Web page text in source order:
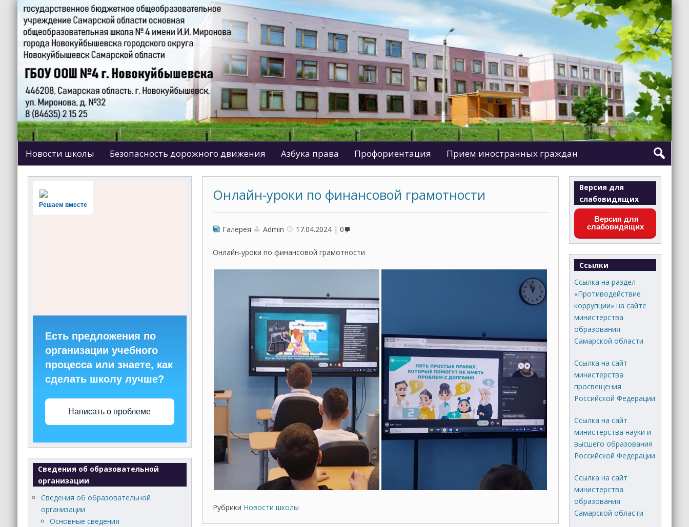
Новости школы Безопасность дорожного движения Азбука права Профориентация Прием иностранных граждан
Онлайн-уроки по финансовой грамотности
Галерея Admin 17.04.2024 0
Онлайн-уроки по финансовой грамотности
Рубрики Новости школы
Решаем вместе
Есть предложения по
организации учебного
процесса или знаете, как
сделать школу лучше?
Написать о проблеме
Сведения об образовательной
организации
Сведения об образовательной
организации
Основные сведения
Версия для
слабовидящих
Версия для
слабовидящих
Ссылки
Ссылка на раздел
«Противодействие
коррупции» на сайте
министерства
образования
Самарской области
Ссылка на сайт
министерства
просвещения
Российской Федерации
Ссылка на сайт
министерства науки и
высшего образования
Российской Федерации
Ссылка на сайт
министерства
образования
Самарской области